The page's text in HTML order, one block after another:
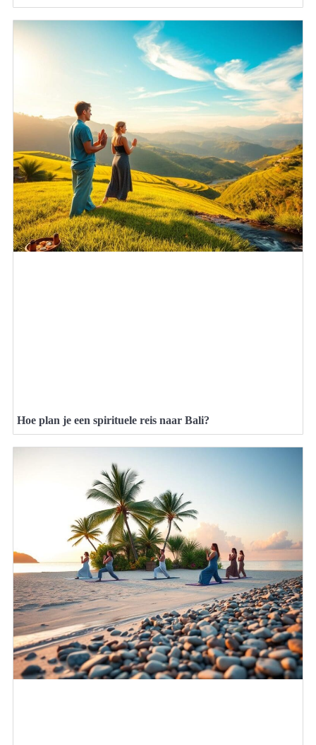
Hoe plan je een spirituele reis naar Bali?